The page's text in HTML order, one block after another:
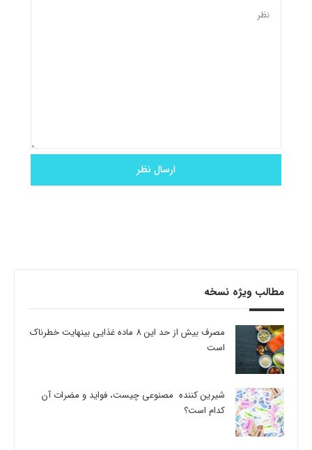
مطالب ویژه نسخه
مصرف بیش از حد این 8 ماده غذایی بینهایت خطرناک
است
شیرین کننده مصنوعی چیست، فواید و مضرات آن
کدام است؟